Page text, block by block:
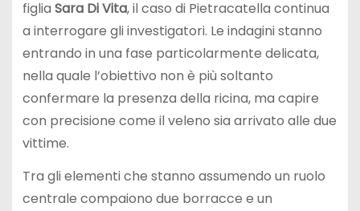
figlia Sara Di Vita, il caso di Pietracatella continua
a interrogare gli investigatori. Le indagini stanno
entrando in una fase particolarmente delicata,
nella quale l’obiettivo non è più soltanto
confermare la presenza della ricina, ma capire
con precisione come il veleno sia arrivato alle due
vittime.
Tra gli elementi che stanno assumendo un ruolo
centrale compaiono due borracce e un